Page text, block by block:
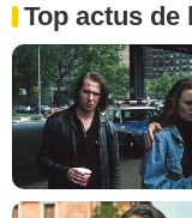
Top actus de